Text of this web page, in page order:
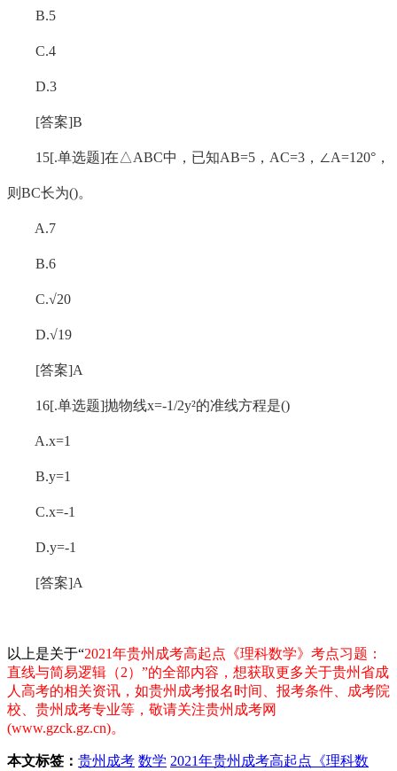
B.5
C.4
D.3
[答案]B
15[.单选题]在△ABC中，已知AB=5，AC=3，∠A=120°，
则BC长为()。
A.7
B.6
C.√20
D.√19
[答案]A
16[.单选题]抛物线x=-1/2y²的准线方程是()
A.x=1
B.y=1
C.x=-1
D.y=-1
[答案]A
以上是关于“2021年贵州成考高起点《理科数学》考点习题：
直线与简易逻辑（2） ”的全部内容，想获取更多关于贵州省成
人高考的相关资讯，如贵州成考报名时间、报考条件、成考院
校、贵州成考专业等，敬请关注贵州成考网
(www.gzck.gz.cn)。
本文标签： 贵州成考 数学 2021年贵州成考高起点《理科数